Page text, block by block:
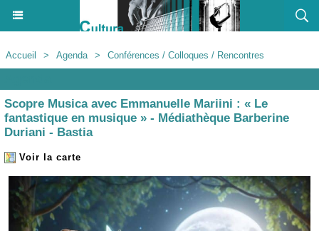
Accueil > Agenda > Conférences / Colloques / Rencontres
Scopre Musica avec Emmanuelle Mariini : « Le
fantastique en musique » - Médiathèque Barberine
Duriani - Bastia
Voir la carte